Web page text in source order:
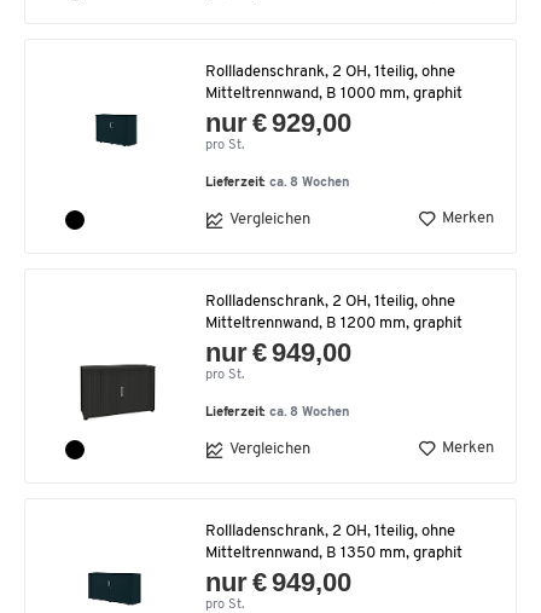
Rollladenschrank, 2 OH, 1teilig, ohne
Mitteltrennwand, B 1000 mm, graphit
nur € 929,00
pro St.
Lieferzeit:ca. 8 Wochen
Vergleichen Merken
Rollladenschrank, 2 OH, 1teilig, ohne
Mitteltrennwand, B 1200 mm, graphit
nur € 949,00
pro St.
Lieferzeit:ca. 8 Wochen
Vergleichen Merken
Rollladenschrank, 2 OH, 1teilig, ohne
Mitteltrennwand, B 1350 mm, graphit
nur € 949,00
pro St.